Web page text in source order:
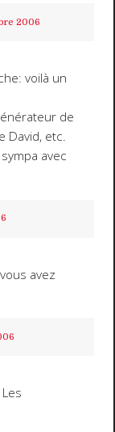
2006
voilà un
de
David, etc.
avec
avez